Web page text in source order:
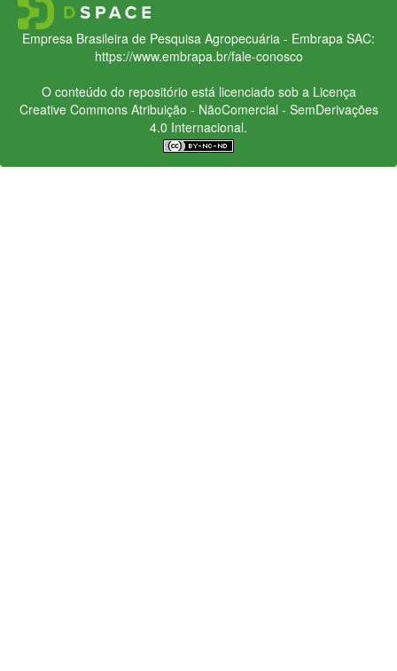
Empresa Brasileira de Pesquisa Agropecuária - Embrapa SAC:
https://www.embrapa.br/fale-conosco
O conteúdo do repositório está licenciado sob a Licença
Creative CommonsAtribuição - NãoComercial - SemDerivações
4.0 Internacional.